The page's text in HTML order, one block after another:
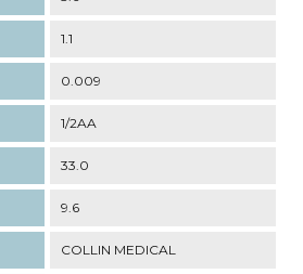
1.1
0.009
1/2AA
33.0
9.6
COLLIN MEDICAL